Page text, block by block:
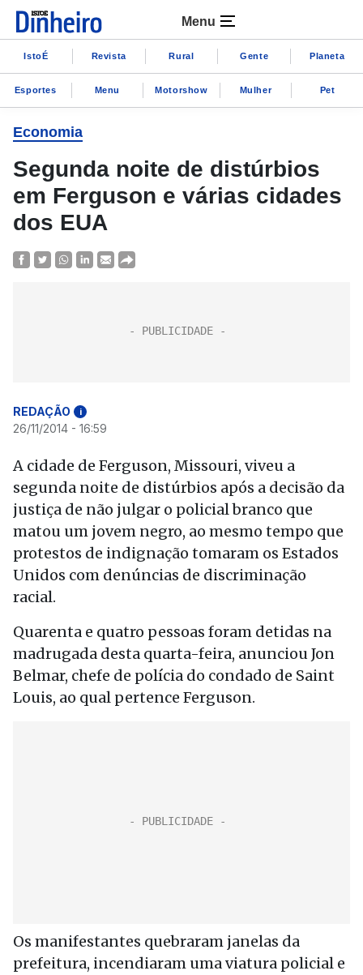
Menu
IstoÉ Revista Rural Gente Planeta
Esportes Menu Motorshow Mulher Pet
Economia
Segunda noite de distúrbios
em Ferguson e várias cidades
dos EUA
REDAÇÃO i
26/11/2014 - 16:59
A cidade de Ferguson, Missouri, viveu a
segunda noite de distúrbios após a decisão da
justiça de não julgar o policial branco que
matou um jovem negro, ao mesmo tempo que
protestos de indignação tomaram os Estados
Unidos com denúncias de discriminação
racial.
Quarenta e quatro pessoas foram detidas na
madrugada desta quarta-feira, anunciou Jon
Belmar, chefe de polícia do condado de Saint
Louis, ao qual pertence Ferguson.
Os manifestantes quebraram janelas da
prefeitura, incendiaram uma viatura policial e